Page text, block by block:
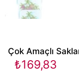
Çok Amaçlı
₺169,83